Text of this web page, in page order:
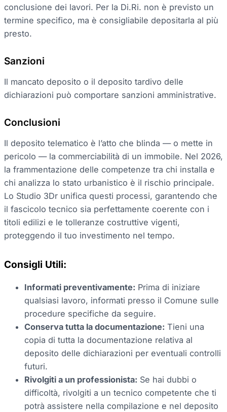
conclusione dei lavori. Per la Di.Ri. non è previsto un
termine specifico, ma è consigliabile depositarla al più
presto.
Sanzioni
Il mancato deposito o il deposito tardivo delle
dichiarazioni può comportare sanzioni amministrative.
Conclusioni
Il deposito telematico è l’atto che blinda — o mette in
pericolo — la commerciabilità di un immobile. Nel 2026,
la frammentazione delle competenze tra chi installa e
chi analizza lo stato urbanistico è il rischio principale.
Lo Studio 3Dr unifica questi processi, garantendo che
il fascicolo tecnico sia perfettamente coerente con i
titoli edilizi e le tolleranze costruttive vigenti,
proteggendo il tuo investimento nel tempo.
Consigli Utili:
Informati preventivamente: Prima di iniziare
qualsiasi lavoro, informati presso il Comune sulle
procedure specifiche da seguire.
Conserva tutta la documentazione: Tieni una
copia di tutta la documentazione relativa al
deposito delle dichiarazioni per eventuali controlli
futuri.
Rivolgiti a un professionista: Se hai dubbi o
difficoltà, rivolgiti a un tecnico competente che ti
potrà assistere nella compilazione e nel deposito